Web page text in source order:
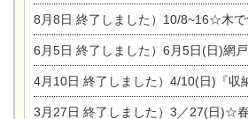
8月8日 終了しました）10/8~16☆木でつくる平屋のおう
6月5日 終了しました）6月5日(日)網戸
4月10日 終了しました）4/10(日)『収納がたくさん
3月27日 終了しました）3／27(日)☆春のリフォーム！水まわりLDKリフォ